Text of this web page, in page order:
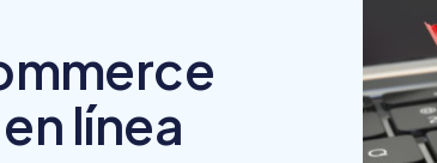
¿Cómo funciona
línea